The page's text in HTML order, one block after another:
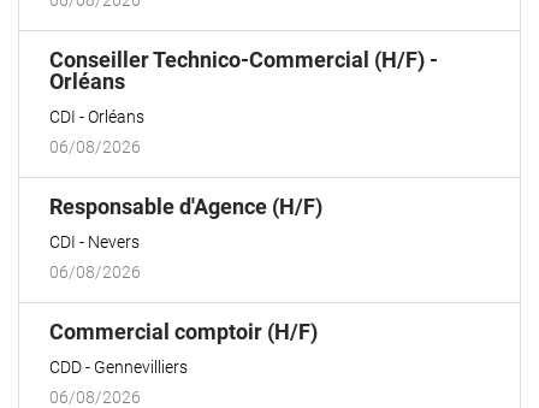
Conseiller Technico-Commercial (H/F) -
Orléans(Nouvelle
CDI
Orléans
06/08/2026
Responsable d'Agence (H/F)(Nouvelle
CDI
Nevers
06/08/2026
Commercial comptoir (H/F)(Nouvelle
CDD
Gennevilliers
06/08/2026